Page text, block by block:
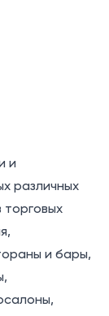
и
различных
торговых
и бары,